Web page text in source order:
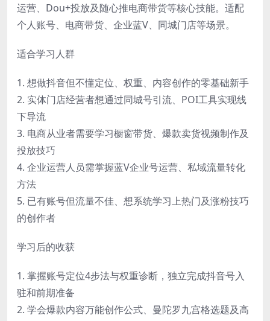
运营、Dou+投放及随心推电商带货等核心技能。适配
个人账号、电商带货、企业蓝V、同城门店等场景。
适合学习人群
1. 想做抖音但不懂定位、权重、内容创作的零基础新手
2. 实体门店经营者想通过同城号引流、POI工具实现线
下导流
3. 电商从业者需要学习橱窗带货、爆款卖货视频制作及
投放技巧
4. 企业运营人员需掌握蓝V企业号运营、私域流量转化
方法
5. 已有账号但流量不佳、想系统学习上热门及涨粉技巧
的创作者
学习后的收获
1. 掌握账号定位4步法与权重诊断，独立完成抖音号入
驻和前期准备
2. 学会爆款内容万能创作公式、曼陀罗九宫格选题及高